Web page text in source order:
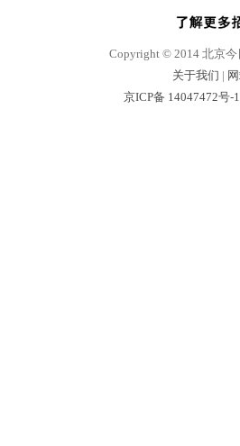
Copyright © 2014 北京今
关于我们 |
京ICP备 14047472号-